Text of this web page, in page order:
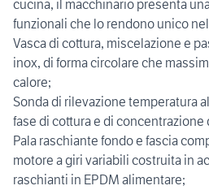
cucina, il macchinario presenta
funzionali che lo rendono unico
Vasca di cottura, miscelazione e
inox, di forma circolare che
calore;
Sonda di rilevazione temperatura
fase di cottura e di concentrazione
Pala raschiante fondo e fascia
motore a giri variabili costruita in
raschianti in EPDM alimentare;